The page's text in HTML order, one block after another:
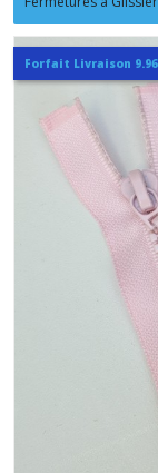
35 cm
Forfait Livraison